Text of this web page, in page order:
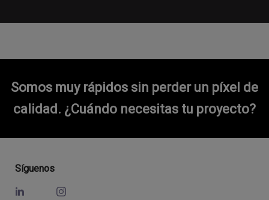
Somos muy rápidos sin perder un píxel de
calidad. ¿Cuándo necesitas tu proyecto?
Síguenos